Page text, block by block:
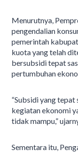
Menurutnya,
pengendalian
pemerintah
kuota yang telah
bersubsidi tepat
pertumbuhan
“Subsidi yang tepat
kegiatan ekonomi
tidak mampu,”
Sementara itu,